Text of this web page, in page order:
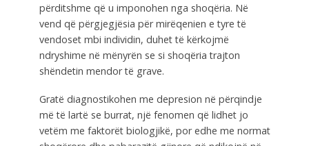
përditshme që u imponohen nga shoqëria. Në
vend që përgjegjësia për mirëqenien e tyre të
vendoset mbi individin, duhet të kërkojmë
ndryshime në mënyrën se si shoqëria trajton
shëndetin mendor të grave.
Gratë diagnostikohen me depresion në përqindje
më të lartë se burrat, një fenomen që lidhet jo
vetëm me faktorët biologjikë, por edhe me normat